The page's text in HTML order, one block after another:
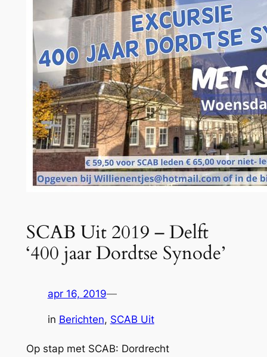
SCAB Uit 2019 – Delft
‘400 jaar Dordtse Synode’
apr 16, 2019—
in Berichten, SCAB Uit
Op stap met SCAB: Dordrecht